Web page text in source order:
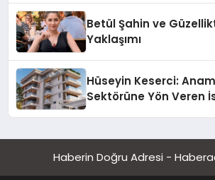
Betül Şahin ve
Yaklaşımı
Hüseyin Keserci:
Sektörüne Yön Veren
Haberin Doğru Adresi -